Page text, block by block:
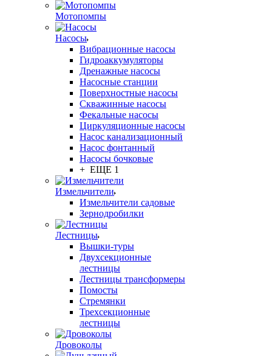
Мотопомпы
Насосы
Вибрационные насосы
Гидроаккумуляторы
Дренажные насосы
Насосные станции
Поверхностные насосы
Скважинные насосы
Фекальные насосы
Циркуляционные насосы
Насос канализационный
Насос фонтанный
Насосы бочковые
+ ЕЩЕ 1
Измельчители
Измельчители садовые
Зернодробилки
Лестницы
Вышки-туры
Двухсекционные
лестницы
Лестницы трансформеры
Помосты
Стремянки
Трехсекционные
лестницы
Дровоколы